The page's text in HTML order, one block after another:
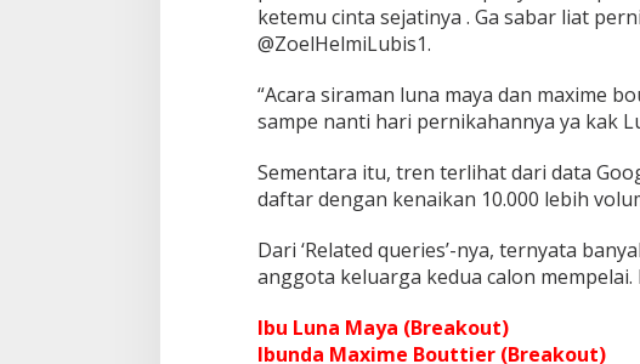
ketemu cinta sejatinya . Ga sabar liat
@ZoelHelmiLubis1.
“Acara siraman luna maya dan maxime
sampe nanti hari pernikahannya ya kak
Sementara itu, tren terlihat dari data
daftar dengan kenaikan 10.000 lebih
Dari ‘Related queries’-nya, ternyata
anggota keluarga kedua calon
Ibu Luna Maya (Breakout)
Ibunda Maxime Bouttier (Breakout)